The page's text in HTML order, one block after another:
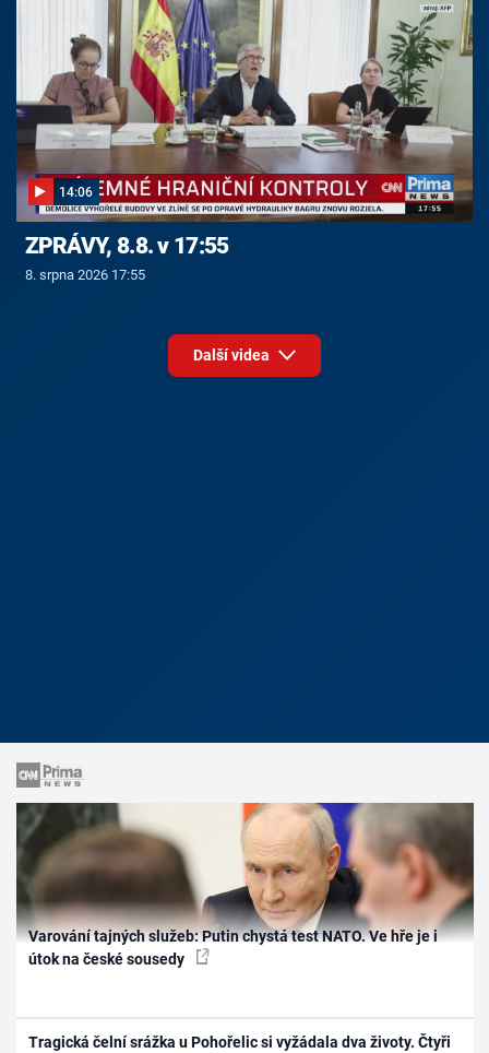
14:06
ZPRÁVY, 8.8. v 17:55
8. srpna 2026 17:55
Další videa
Varování tajných služeb: Putin chystá test NATO. Ve hře je i
útok na české sousedy
Tragická čelní srážka u Pohořelic si vyžádala dva životy. Čtyři